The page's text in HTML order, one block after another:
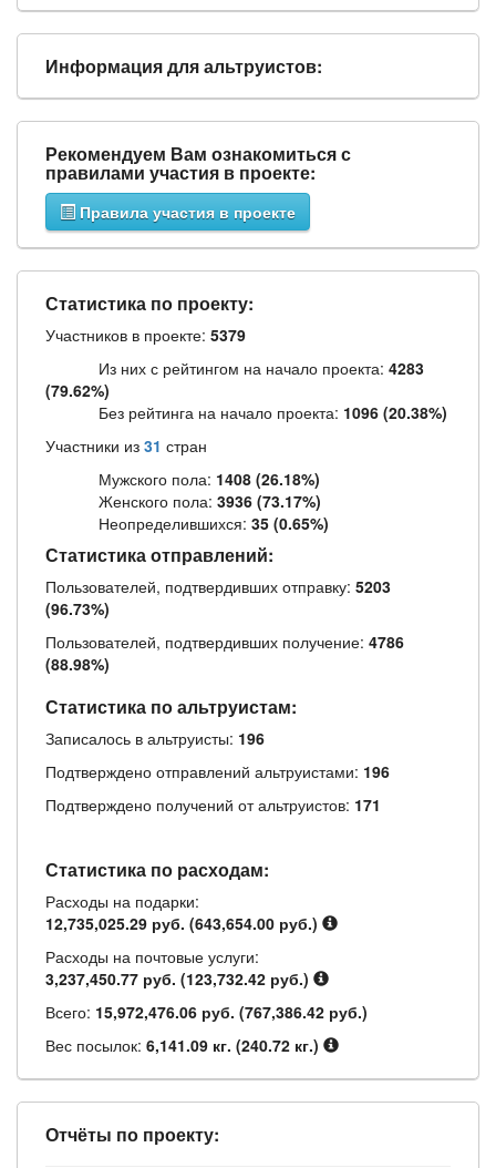
Информация для альтруистов:
Рекомендуем Вам ознакомиться с
правилами участия в проекте:
Правила участия в проекте
Статистика по проекту:
Участников в проекте: 5379
Из них с рейтингом на начало проекта: 4283
(79.62%)
Без рейтинга на начало проекта: 1096 (20.38%)
Участники из 31 стран
Мужского пола: 1408 (26.18%)
Женского пола: 3936 (73.17%)
Неопределившихся: 35 (0.65%)
Статистика отправлений:
Пользователей, подтвердивших отправку: 5203
(96.73%)
Пользователей, подтвердивших получение: 4786
(88.98%)
Статистика по альтруистам:
Записалось в альтруисты: 196
Подтверждено отправлений альтруистами: 196
Подтверждено получений от альтруистов: 171
Статистика по расходам:
Расходы на подарки:
12,735,025.29 руб. (643,654.00 руб.)
Расходы на почтовые услуги:
3,237,450.77 руб. (123,732.42 руб.)
Всего: 15,972,476.06 руб. (767,386.42 руб.)
Вес посылок: 6,141.09 кг. (240.72 кг.)
Отчёты по проекту: